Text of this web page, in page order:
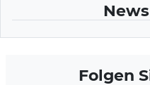
Folgen